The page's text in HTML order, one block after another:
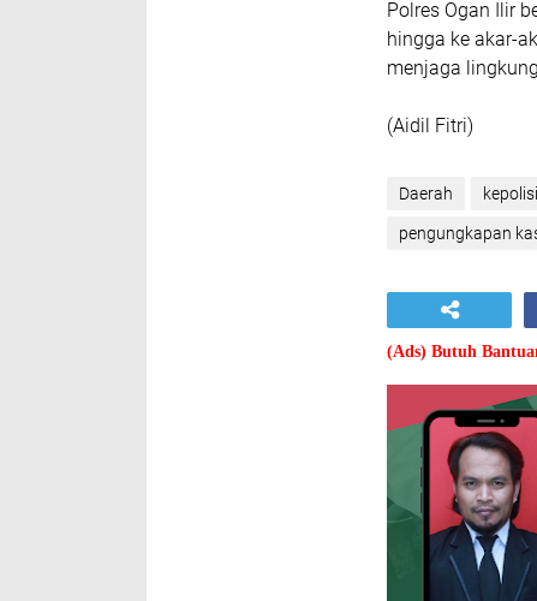
Polres Ogan Ilir
hingga ke akar-
menjaga
(Aidil Fitri)
Daerah
pengungkapan
(Ads) Butuh